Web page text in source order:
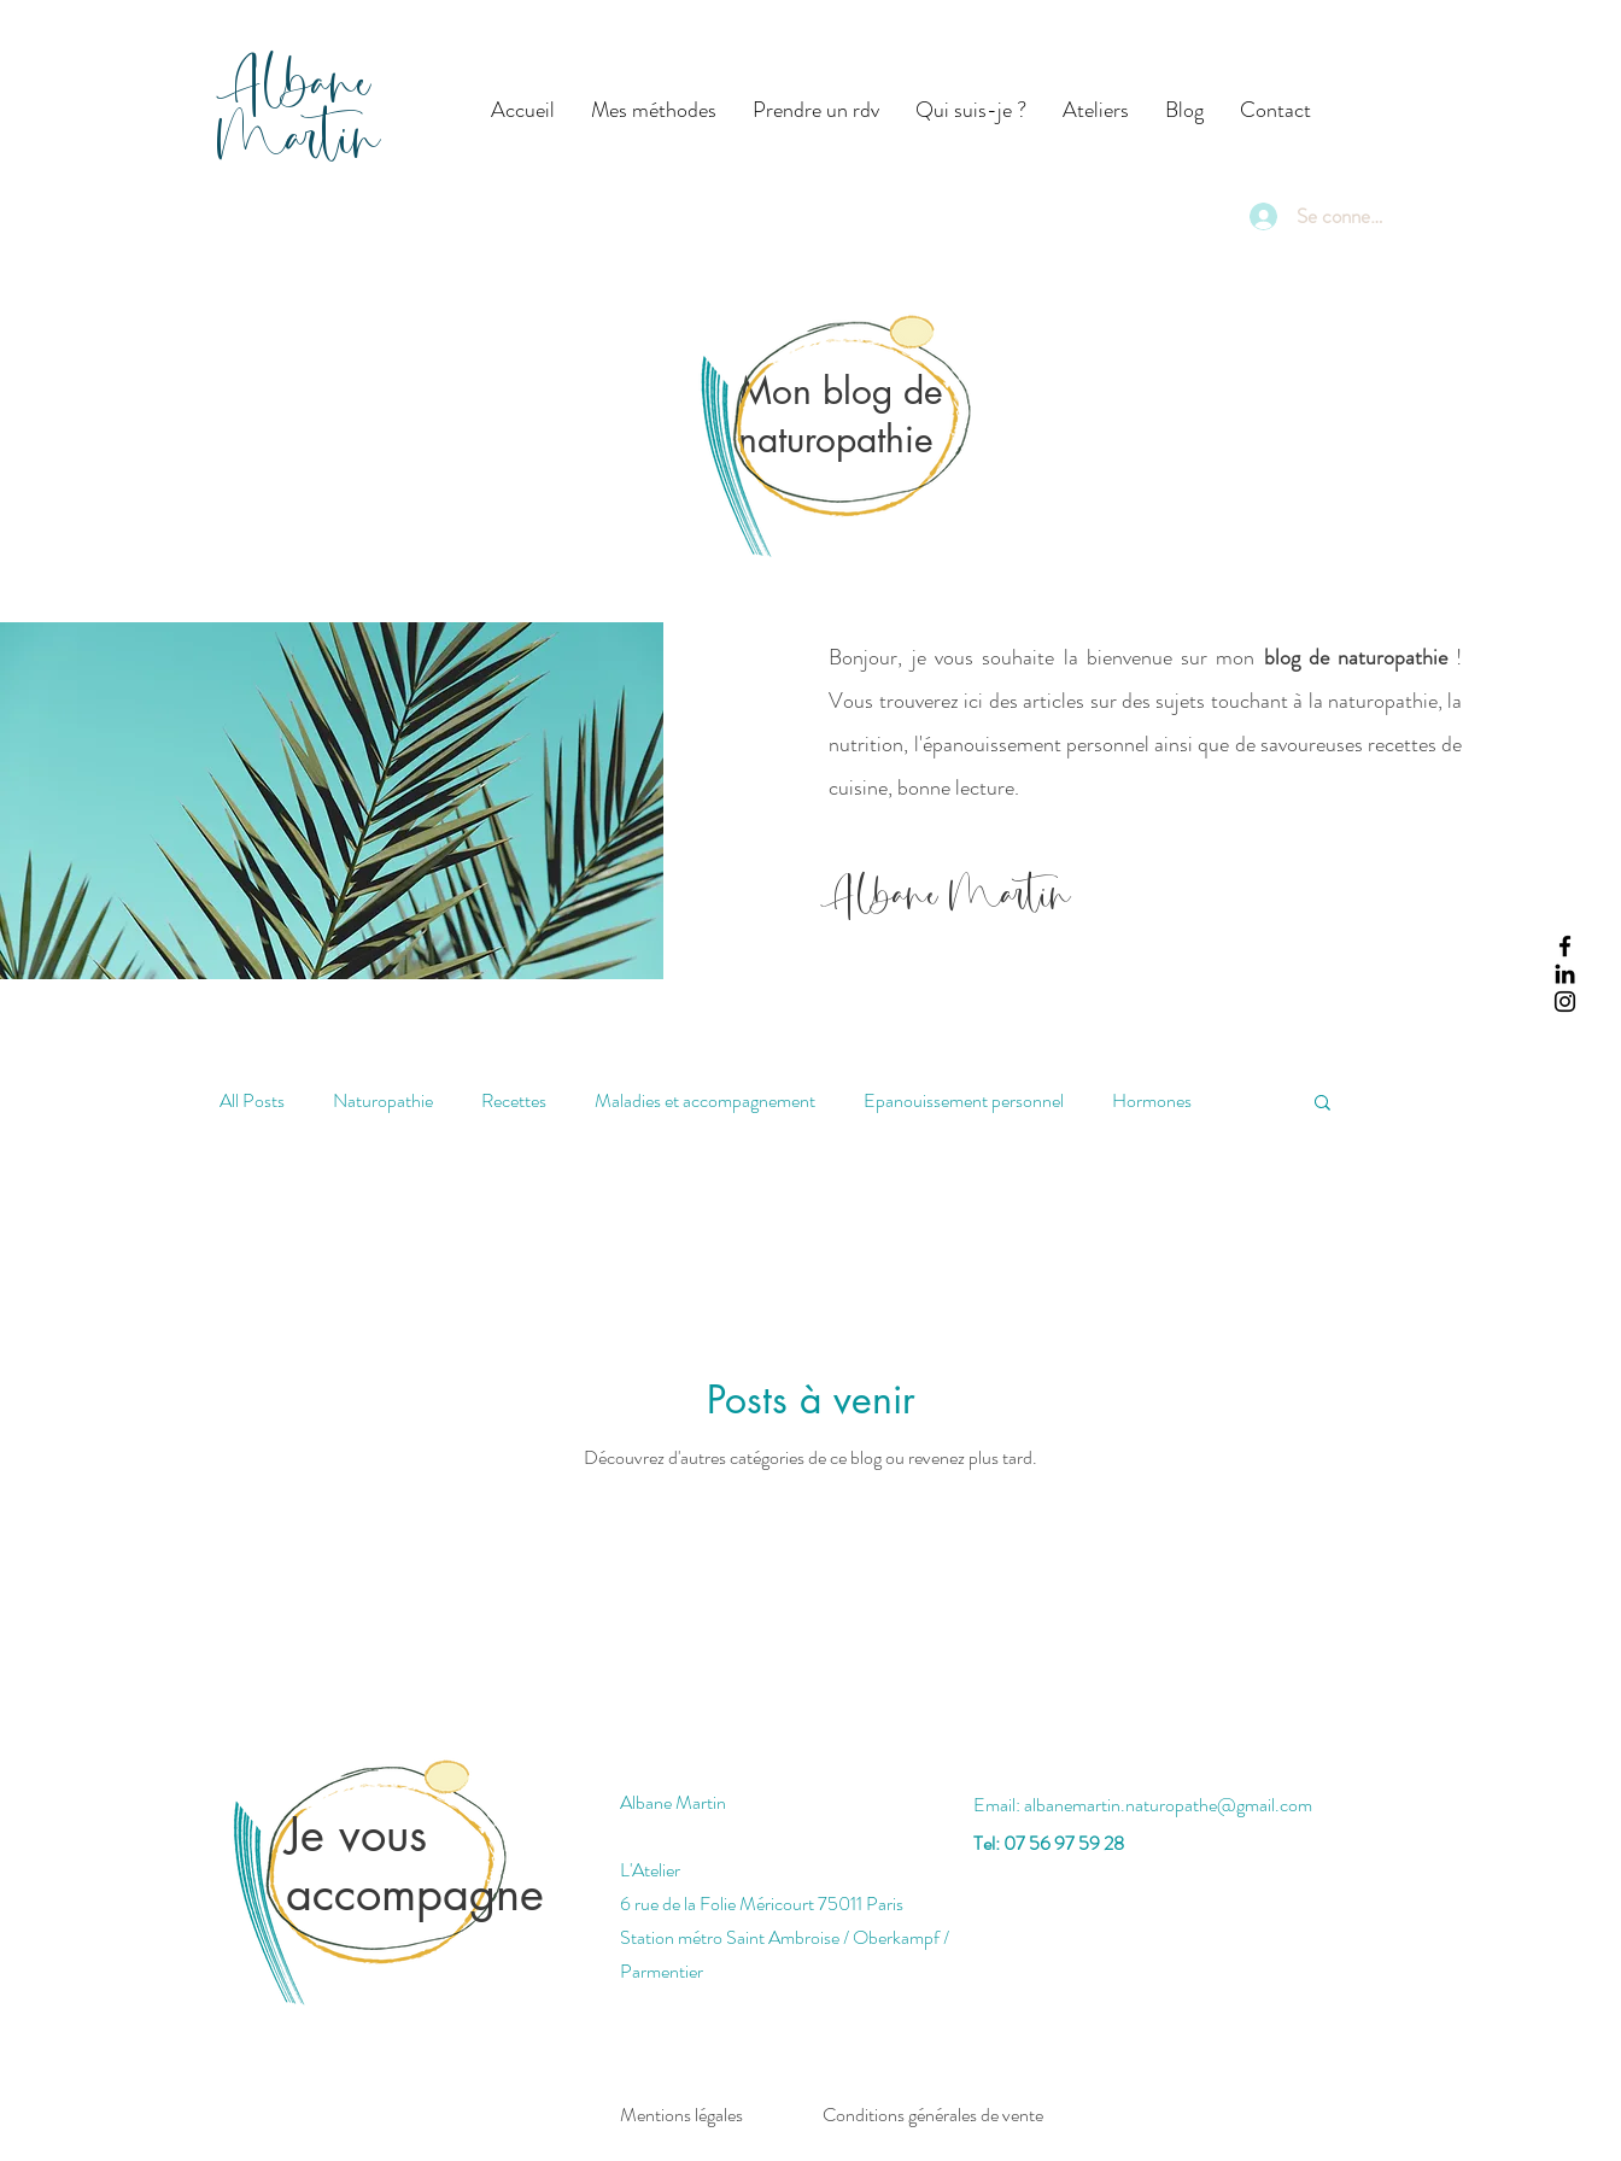
Albane
Martin Accueil Mes méthodes Prendre un rdv Qui suis-je ? Ateliers Blog Contact
Se connecter
Mon blog de
naturopathie
Bonjour, je vous souhaite la bienvenue sur mon blog de naturopathie!
Vous trouverez ici des articles sur des sujets touchant à la naturopathie, la
nutrition, l'épanouissement personnel ainsi que de savoureuses recettes de
cuisine, bonne lecture.
Albane Martin
All Posts Naturopathie Recettes Maladies et accompagnement Epanouissement personnel Hormones
Posts à venir
Découvrez d'autres catégories de ce blog ou revenez plus tard.
Albane Martin
L'Atelier
6 rue de la Folie Méricourt 75011 Paris
Station métro Saint Ambroise / Oberkampf /
Parmentier
Je vous
accompagne
Email:albanemartin.naturopathe@gmail.com
Tel: 07 56 97 59 28
Mentions légales Conditions générales de vente